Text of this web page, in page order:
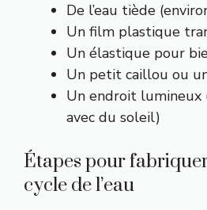
De l’eau tiède
Un film plastique
Un élastique pour
Un petit caillou ou
Un endroit lumineux
avec du soleil)
Étapes pour
cycle de l’eau